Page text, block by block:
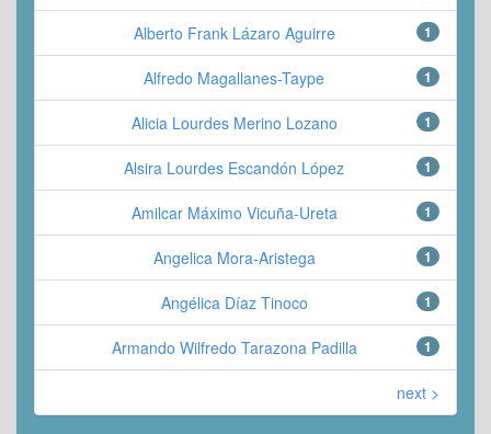
1
Alberto Frank Lázaro Aguirre
1
Alfredo Magallanes-Taype
1
Alicia Lourdes Merino Lozano
1
Alsira Lourdes Escandón López
1
Amilcar Máximo Vicuña-Ureta
1
Angelica Mora-Aristega
1
Angélica Díaz Tinoco
1
Armando Wilfredo Tarazona Padilla
next >